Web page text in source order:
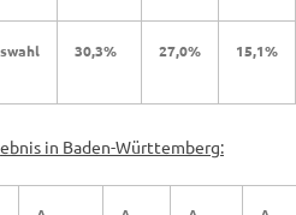
30,3% 27,0% 15,1%
in Baden-Württemberg: